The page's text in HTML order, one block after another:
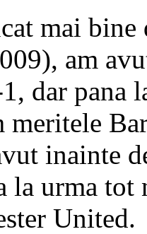
mai
am
dar pana
meritele
inainte
la urma
United.